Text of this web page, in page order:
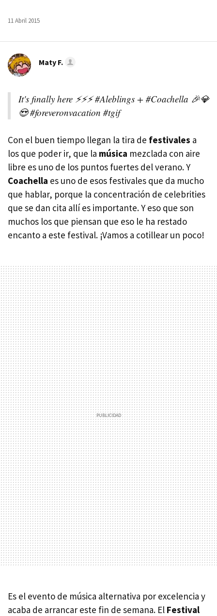
11 Abril 2015
Maty F.
It's finally here ⚡️⚡️⚡️ #Aleblings + #Coachella 🎉💎
😍 #foreveronvacation #tgif
Con el buen tiempo llegan la tira de festivales a
los que poder ir, que la música mezclada con aire
libre es uno de los puntos fuertes del verano. Y
Coachella es uno de esos festivales que da mucho
que hablar, porque la concentración de celebrities
que se dan cita allí es importante. Y eso que son
muchos los que piensan que eso le ha restado
encanto a este festival. ¡Vamos a cotillear un poco!
Es el evento de música alternativa por excelencia y
acaba de arrancar este fin de semana. El Festival